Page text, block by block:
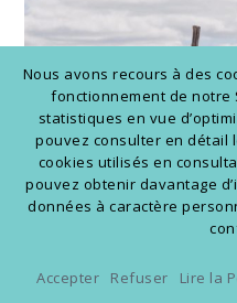
Nous avons recours à des
fonctionnement de notre
statistiques en vue
pouvez consulter en détail
cookies utilisés en
pouvez obtenir davantage
données à caractère
Accepter Refuser Lire la